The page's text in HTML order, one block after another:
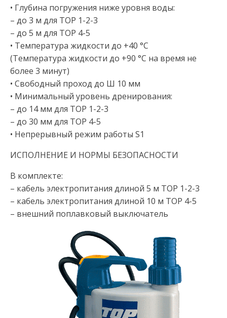
• Глубина погружения ниже уровня воды:
– до 3 м для TOP 1-2-3
– до 5 м для TOP 4-5
• Температура жидкости до +40 °C
(Температура жидкости до +90 °C на время не
более 3 минут)
• Свободный проход до Ш 10 мм
• Минимальный уровень дренирования:
– до 14 мм для TOP 1-2-3
– до 30 мм для TOP 4-5
• Непрерывный режим работы S1
ИСПОЛНЕНИЕ И НОРМЫ БЕЗОПАСНОСТИ
В комплекте:
– кабель электропитания длиной 5 м TOP 1-2-3
– кабель электропитания длиной 10 м TOP 4-5
– внешний поплавковый выключатель